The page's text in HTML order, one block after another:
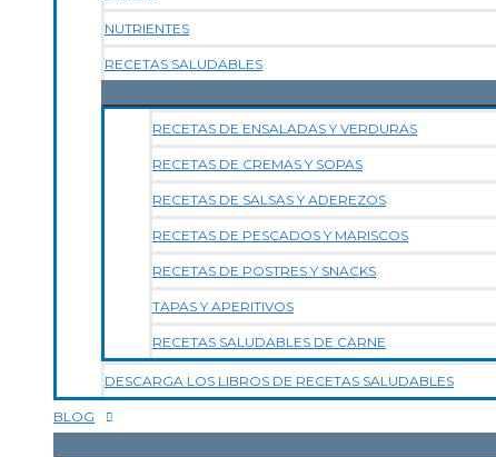
NUTRIENTES
RECETAS SALUDABLES
RECETAS DE ENSALADAS Y VERDURAS
RECETAS DE CREMAS Y SOPAS
RECETAS DE SALSAS Y ADEREZOS
RECETAS DE PESCADOS Y MARISCOS
RECETAS DE POSTRES Y SNACKS
TAPAS Y APERITIVOS
RECETAS SALUDABLES DE CARNE
DESCARGA LOS LIBROS DE RECETAS SALUDABLES
BLOG